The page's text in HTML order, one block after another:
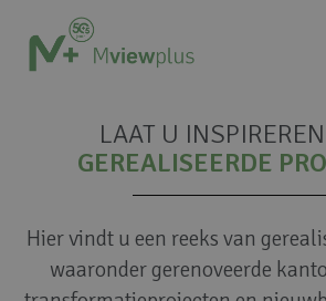
LAAT U
GEREALISEERDE
Hier vindt u een reeks van
waaronder gerenoveerde